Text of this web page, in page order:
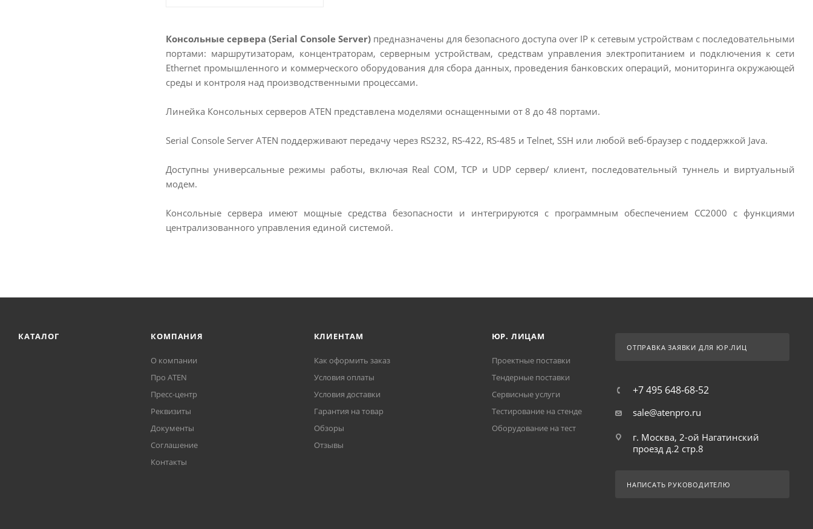
Консольные сервера (Serial Console Server) предназначены для безопасного доступа over IP к сетевым устройствам с последовательными
портами: маршрутизаторам, концентраторам, серверным устройствам, средствам управления электропитанием и подключения к сети
Ethernet промышленного и коммерческого оборудования для сбора данных, проведения банковских операций, мониторинга окружающей
среды и контроля над производственными процессами.
Линейка Консольных серверов ATEN представлена моделями оснащенными от 8 до 48 портами.
Serial Console Server ATEN поддерживают передачу через RS232, RS-422, RS-485 и Telnet, SSH или любой веб-браузер с поддержкой Java.
Доступны универсальные режимы работы, включая Real COM, TCP и UDP сервер/ клиент, последовательный туннель и виртуальный
модем.
Консольные сервера имеют мощные средства безопасности и интегрируются с программным обеспечением CC2000 с функциями
централизованного управления единой системой.
КАТАЛОГ КОМПАНИЯ
О компании
Про ATEN
Пресс-центр
Реквизиты
Документы
Соглашение
Контакты
КЛИЕНТАМ
Как оформить заказ
Условия оплаты
Условия доставки
Гарантия на товар
Обзоры
Отзывы
ЮР. ЛИЦАМ
Проектные поставки
Тендерные поставки
Сервисные услуги
Тестирование на стенде
Оборудование на тест
ОТПРАВКА ЗАЯВКИ ДЛЯ ЮР.ЛИЦ
+7 495 648-68-52
sale@atenpro.ru
г. Москва, 2-ой Нагатинский
проезд д.2 стр.8
НАПИСАТЬ РУКОВОДИТЕЛЮ